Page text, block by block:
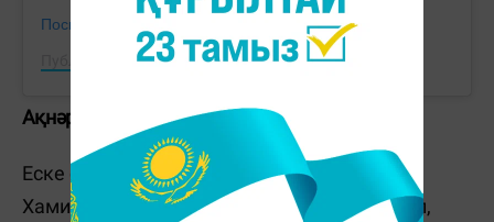
Посмотреть эту публикацию в Instagram
Публикация от Gulstan Khamit (@gulstan_khamit)
Ақнәр Хамиттің ісі
Еске салайық, 2024 жылы шілдеде Ақнәр
Хамит көпқабатты үйдің терезесінен құлап,